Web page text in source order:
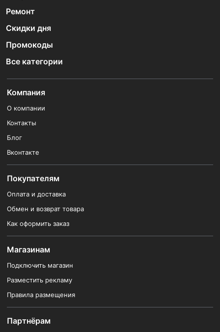
Ремонт
Скидки дня
Промокоды
Все категории
Компания
О компании
Контакты
Блог
Вконтакте
Покупателям
Оплата и доставка
Обмен и возврат товара
Как оформить заказ
Магазинам
Подключить магазин
Разместить рекламу
Правила размещения
Партнёрам